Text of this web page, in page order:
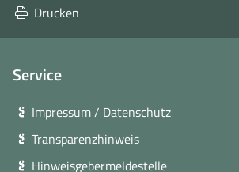
Drucken
Service
Impressum / Datenschutz
Transparenzhinweis
Hinweisgebermeldestelle